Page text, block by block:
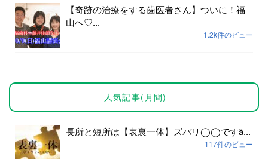
【奇跡の治療をする歯医者さん】ついに！福
山へ♡...
1.2k件のビュー
人気記事(月間)
長所と短所は【表裏一体】ズバリ◯◯ですȃ...
117件のビュー